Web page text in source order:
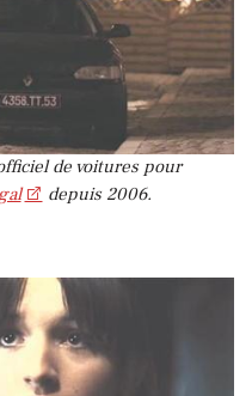
de voitures pour
depuis 2006.